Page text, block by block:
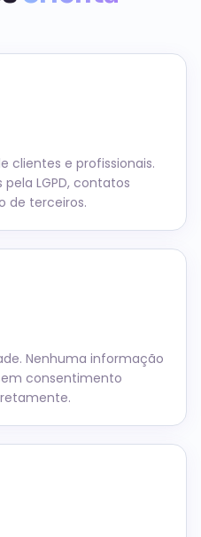
clientes e profissionais.
LGPD, contatos
de terceiros.
Nenhuma informação
consentimento